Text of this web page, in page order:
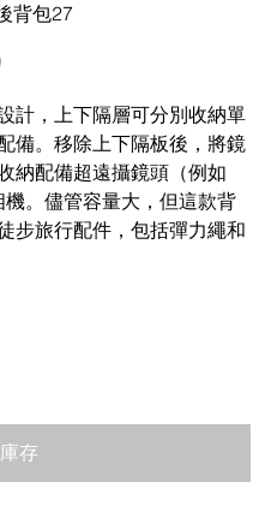
背包27
計，上下隔層可分別收納單
備。移除上下隔板後，將鏡
納配備超遠攝鏡頭（例如
。儘管容量大，但這款背
步旅行配件，包括彈力繩和
存